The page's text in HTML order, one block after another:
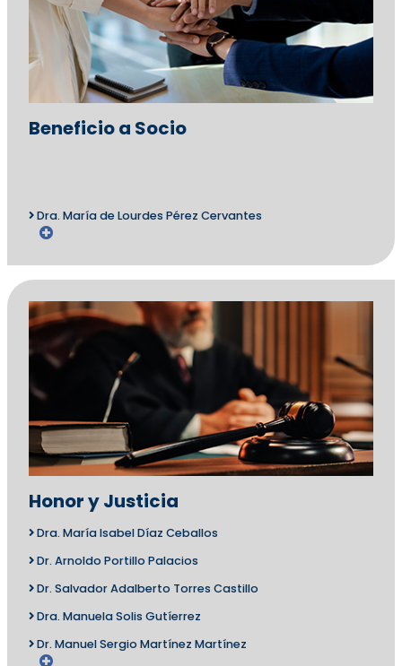
Beneficio a Socio
Dra. María de Lourdes Pérez Cervantes
Honor y Justicia
Dra. María Isabel Díaz Ceballos
Dr. Arnoldo Portillo Palacios
Dr. Salvador Adalberto Torres Castillo
Dra. Manuela Solis Gutíerrez
Dr. Manuel Sergio Martínez Martínez